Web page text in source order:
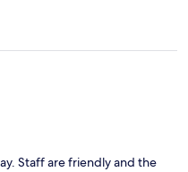
Staff are friendly and the